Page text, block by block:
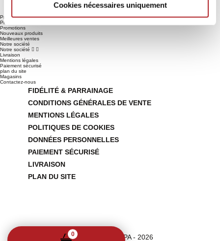
Cookies nécessaires uniquement
0
Produits
Produits
Promotions
Nouveaux produits
Meilleures ventes
Notre société
Notre société  
Livraison
Mentions légales
Paiement sécurisé
plan du site
Magasins
Contactez-nous
FIDÉLITÉ & PARRAINAGE
CONDITIONS GÉNÉRALES DE VENTE
MENTIONS LÉGALES
POLITIQUES DE COOKIES
DONNÉES PERSONNELLES
PAIEMENT SÉCURISÉ
LIVRAISON
PLAN DU SITE
© - GUARDA PAMPA - 2026